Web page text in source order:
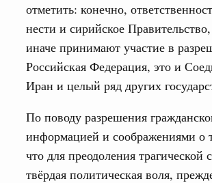
отметить: конечно,
нести и сирийское
иначе принимают участие в
Российская Федерация, это и
Иран и целый ряд других
По поводу разрешения
информацией и соображениями о
что для преодоления
твёрдая политическая воля,